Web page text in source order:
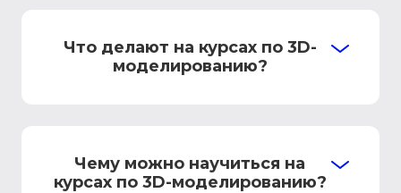
Что делают на курсах по 3D-
моделированию?
Чему можно научиться на
курсах по 3D-моделированию?